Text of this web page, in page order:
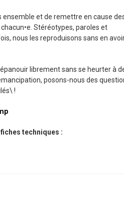
et de remettre en cause
Stéréotypes, paroles et
nous les reproduisons sans en
librement sans se heurter à
posons-nous des
!
techniques :